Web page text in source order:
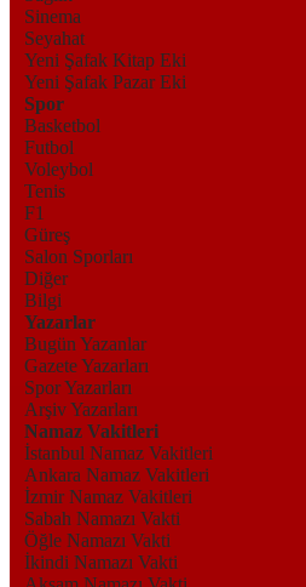
Sinema
Seyahat
Yeni Şafak Kitap Eki
Yeni Şafak Pazar Eki
Spor
Basketbol
Futbol
Voleybol
Tenis
F1
Güreş
Salon Sporları
Diğer
Bilgi
Yazarlar
Bugün Yazanlar
Gazete Yazarları
Spor Yazarları
Arşiv Yazarları
Namaz Vakitleri
İstanbul Namaz Vakitleri
Ankara Namaz Vakitleri
İzmir Namaz Vakitleri
Sabah Namazı Vakti
Öğle Namazı Vakti
İkindi Namazı Vakti